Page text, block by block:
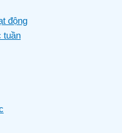
động
tuần